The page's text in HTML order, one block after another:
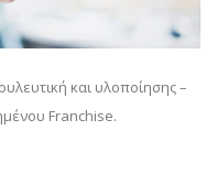
και υλοποίησης –
Franchise.